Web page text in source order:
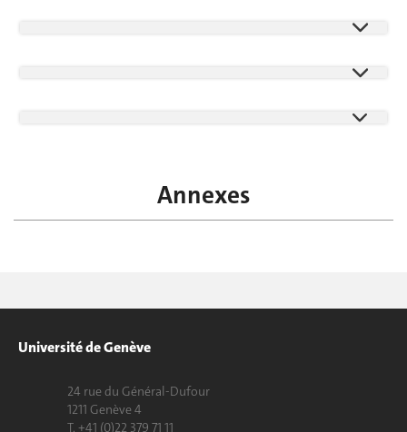
Annexes
Université de Genève
24 rue du Général-Dufour
1211 Genève 4
T. +41 (0)22 379 71 11